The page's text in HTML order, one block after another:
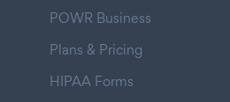
POWR Business
Plans & Pricing
HIPAA Forms